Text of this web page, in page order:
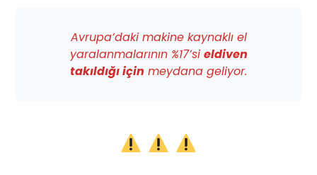
Avrupa’daki makine kaynaklı el
yaralanmalarının %17’si eldiven
takıldığı için meydana geliyor.